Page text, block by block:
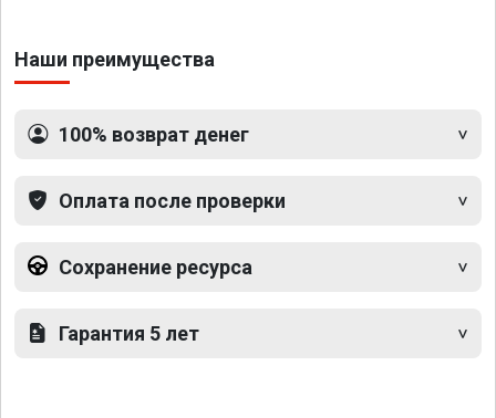
Наши преимущества
100% возврат денег
Оплата после проверки
Сохранение ресурса
Гарантия 5 лет